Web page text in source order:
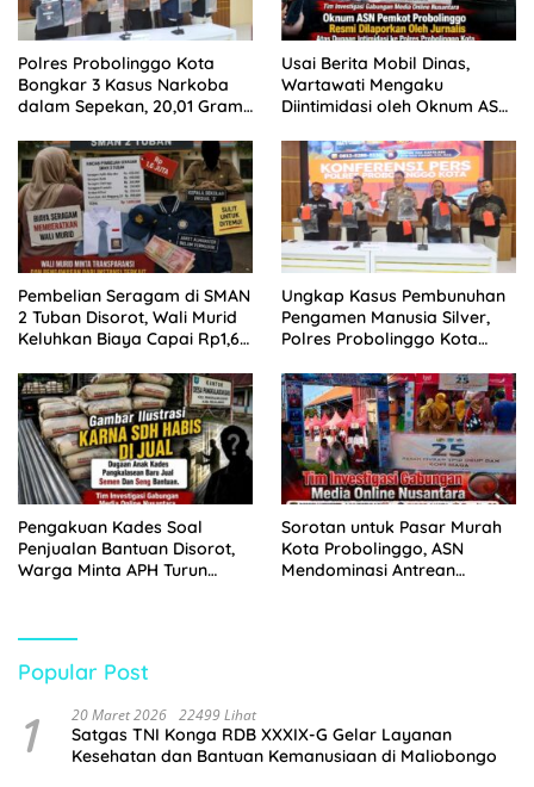
Polres Probolinggo Kota
Bongkar 3 Kasus Narkoba
dalam Sepekan, 20,01 Gram
Usai Berita Mobil Dinas,
Wartawati Mengaku
Diintimidasi oleh Oknum ASN
Tempuh Jalur Hukum
Pembelian Seragam di SMAN
2 Tuban Disorot, Wali Murid
Keluhkan Biaya Capai Rp1,6
Ungkap Kasus Pembunuhan
Pengamen Manusia Silver,
Polres Probolinggo Kota
Pengakuan Kades Soal
Penjualan Bantuan Disorot,
Warga Minta APH Turun
Sorotan untuk Pasar Murah
Kota Probolinggo, ASN
Mendominasi Antrean
Popular Post
1 20 Maret 2026 22499 Lihat
Satgas TNI Konga RDB XXXIX-G Gelar Layanan
Kesehatan dan Bantuan Kemanusiaan di Maliobongo